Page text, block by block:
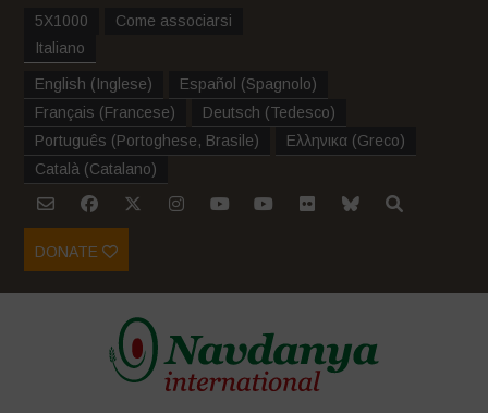
5X1000
Come associarsi
Italiano
English (Inglese) Español (Spagnolo)
Français (Francese) Deutsch (Tedesco)
Português (Portoghese, Brasile) Ελληνικα (Greco)
Català (Catalano)
DONATE